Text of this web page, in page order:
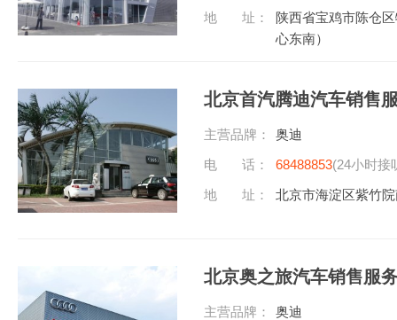
地 址：
陕西省宝鸡市陈仓
心东南）
北京首汽腾迪汽车销售
主营品牌：
奥迪
电 话：
68488853(24小时接
地 址：
北京市海淀区紫竹
北京奥之旅汽车销售服
主营品牌：
奥迪